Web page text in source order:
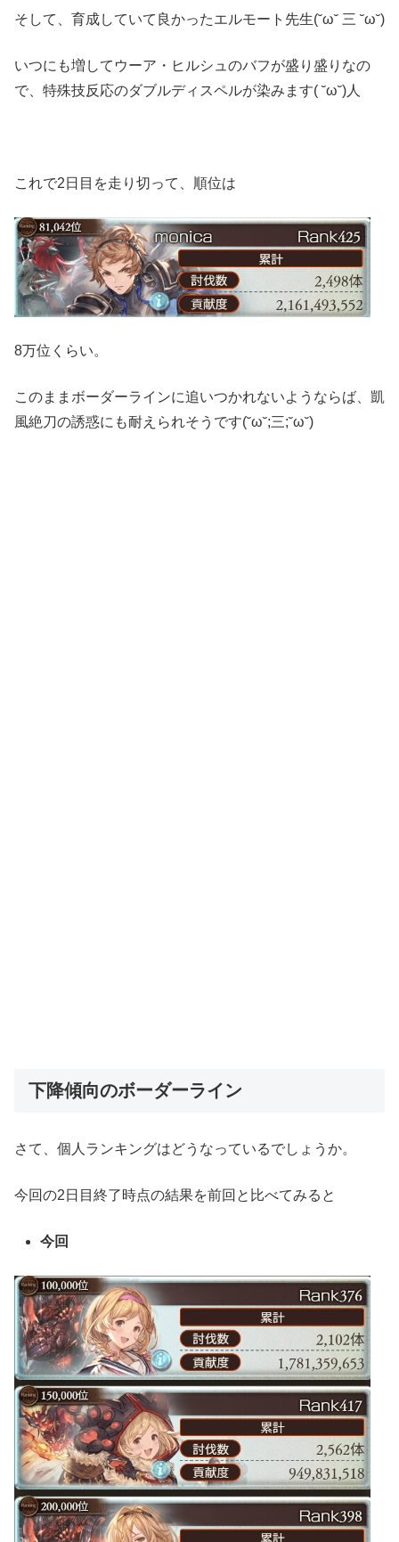
そして、育成していて良かったエルモート先生(˘ω˘ 三 ˘ω˘)
いつにも増してウーア・ヒルシュのバフが盛り盛りなの
で、特殊技反応のダブルディスペルが染みます( ˘ω˘)人
これで2日目を走り切って、順位は
8万位くらい。
このままボーダーラインに追いつかれないようならば、凱
風絶刀の誘惑にも耐えられそうです(˘ω˘;三;˘ω˘)
下降傾向のボーダーライン
さて、個人ランキングはどうなっているでしょうか。
今回の2日目終了時点の結果を前回と比べてみると
今回